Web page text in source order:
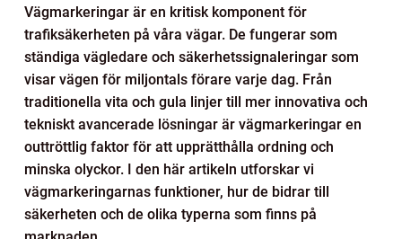
Vägmarkeringar är en kritisk komponent för
trafiksäkerheten på våra vägar. De fungerar som
ständiga vägledare och säkerhetssignaleringar som
visar vägen för miljontals förare varje dag. Från
traditionella vita och gula linjer till mer innovativa och
tekniskt avancerade lösningar är vägmarkeringar en
outtröttlig faktor för att upprätthålla ordning och
minska olyckor. I den här artikeln utforskar vi
vägmarkeringarnas funktioner, hur de bidrar till
säkerheten och de olika typerna som finns på